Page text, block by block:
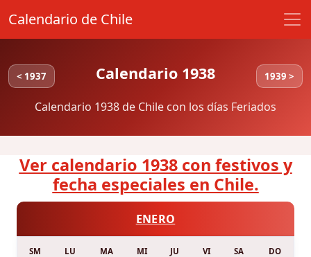
Calendario de Chile
< 1937 Calendario 1938 1939 >
Calendario 1938 de Chile con los días Feriados
Ver calendario 1938 con festivos y
fecha especiales en Chile.
ENERO
SM LU MA MI JU VI SA DO